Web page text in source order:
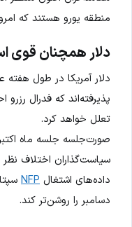
منطقه یورو هستند که
دلار همچنان قوی
دلار آمریکا در طول هفته
پذیرفته‌اند که فدرال
تعلل خواهد کرد.
صورت‌جلسه جلسه ماه
سیاست‌گذاران اختلاف
داده‌های اشتغال NFP
دسامبر را روشن‌تر کند.